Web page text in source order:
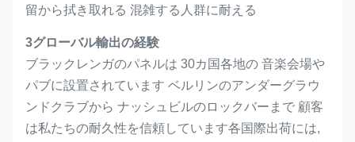
留から拭き取れる 混雑する人群に耐える
3グローバル輸出の経験
ブラックレンガのパネルは 30カ国各地の 音楽会場や
パブに設置されています ベルリンのアンダーグラウ
ンドクラブから ナッシュビルのロックバーまで 顧客
は私たちの耐久性を信頼しています各国際出荷には,